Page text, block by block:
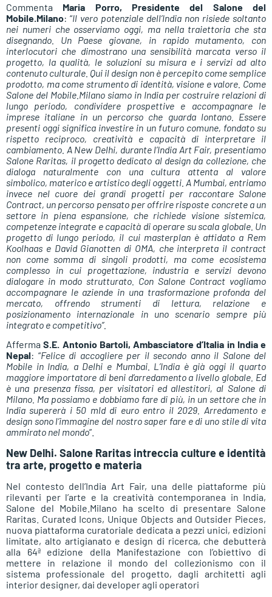
Commenta Maria Porro, Presidente del Salone del
Mobile.Milano: “Il vero potenziale dell’India non risiede soltanto
nei numeri che osserviamo oggi, ma nella traiettoria che sta
disegnando. Un Paese giovane, in rapido mutamento, con
interlocutori che dimostrano una sensibilità marcata verso il
progetto, la qualità, le soluzioni su misura e i servizi ad alto
contenuto culturale. Qui il design non è percepito come semplice
prodotto, ma come strumento di identità, visione e valore. Come
Salone del Mobile.Milano siamo in India per costruire relazioni di
lungo periodo, condividere prospettive e accompagnare le
imprese italiane in un percorso che guarda lontano. Essere
presenti oggi significa investire in un futuro comune, fondato su
rispetto reciproco, creatività e capacità di interpretare il
cambiamento. A New Delhi, durante l’India Art Fair, presentiamo
Salone Raritas, il progetto dedicato al design da collezione, che
dialoga naturalmente con una cultura attenta al valore
simbolico, materico e artistico degli oggetti. A Mumbai, entriamo
invece nel cuore dei grandi progetti per raccontare Salone
Contract, un percorso pensato per offrire risposte concrete a un
settore in piena espansione, che richiede visione sistemica,
competenze integrate e capacità di operare su scala globale. Un
progetto di lungo periodo, il cui masterplan è affidato a Rem
Koolhaas e David Gianotten di OMA, che interpreta il contract
non come somma di singoli prodotti, ma come ecosistema
complesso in cui progettazione, industria e servizi devono
dialogare in modo strutturato. Con Salone Contract vogliamo
accompagnare le aziende in una trasformazione profonda del
mercato, offrendo strumenti di lettura, relazione e
posizionamento internazionale in uno scenario sempre più
integrato e competitivo”.
AffermaS.E. Antonio Bartoli, Ambasciatore d’Italia in India e
Nepal: “Felice di accogliere per il secondo anno il Salone del
Mobile in India, a Delhi e Mumbai. L’India è già oggi il quarto
maggiore importatore di beni d’arredamento a livello globale. Ed
è una presenza fissa, per visitatori ed allestitori, al Salone di
Milano. Ma possiamo e dobbiamo fare di più, in un settore che in
India supererà i 50 mld di euro entro il 2029. Arredamento e
design sono l’immagine del nostro saper fare e di uno stile di vita
ammirato nel mondo”.
New Delhi. Salone Raritas intreccia culture e identità
tra arte, progetto e materia
Nel contesto dell’India Art Fair, una delle piattaforme più
rilevanti per l’arte e la creatività contemporanea in India,
Salone del Mobile.Milano ha scelto di presentare Salone
Raritas. Curated Icons, Unique Objects and Outsider Pieces,
nuova piattaforma curatoriale dedicata a pezzi unici, edizioni
limitate, alto artigianato e design di ricerca, che debutterà
alla 64ª edizione della Manifestazione con l’obiettivo di
mettere in relazione il mondo del collezionismo con il
sistema professionale del progetto, dagli architetti agli
interior designer, dai developer agli operatori